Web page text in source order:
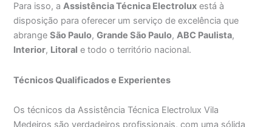
Para isso, aAssistência Técnica Electrolux está à
disposição para oferecer um serviço de excelência que
abrangeSão Paulo,Grande São Paulo,ABC Paulista,
Interior, Litoral e todo o território nacional.
Técnicos Qualificados e Experientes
Os técnicos da Assistência Técnica Electrolux Vila
Medeiros são verdadeiros profissionais, com uma sólida